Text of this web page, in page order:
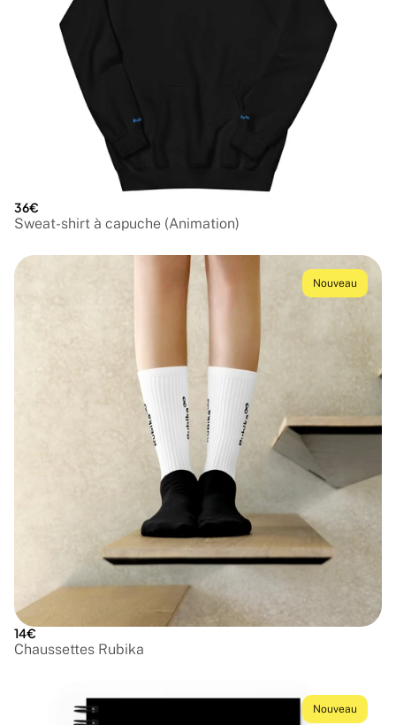
36€
Sweat-shirt à capuche (Animation)
Nouveau
14€
Chaussettes Rubika
Nouveau